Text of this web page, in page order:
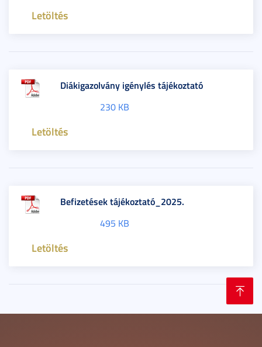
Letöltés
Diákigazolvány igénylés tájékoztató
230 KB
Letöltés
Befizetések tájékoztató_2025.
495 KB
Letöltés